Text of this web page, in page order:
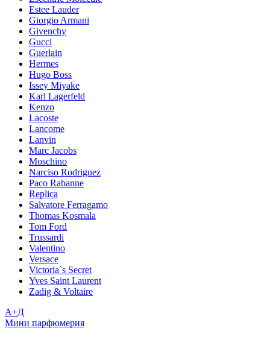
Estee Lauder
Giorgio Armani
Givenchy
Gucci
Guerlain
Hermes
Hugo Boss
Issey Miyake
Karl Lagerfeld
Kenzo
Lacoste
Lancome
Lanvin
Marc Jacobs
Moschino
Narciso Rodriguez
Paco Rabanne
Replica
Salvatore Ferragamo
Thomas Kosmala
Tom Ford
Trussardi
Valentino
Versace
Victoria`s Secret
Yves Saint Laurent
Zadig & Voltaire
А+Д
Мини парфюмерия